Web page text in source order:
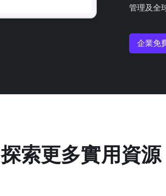
管理及全
企業免
探索更多實用資